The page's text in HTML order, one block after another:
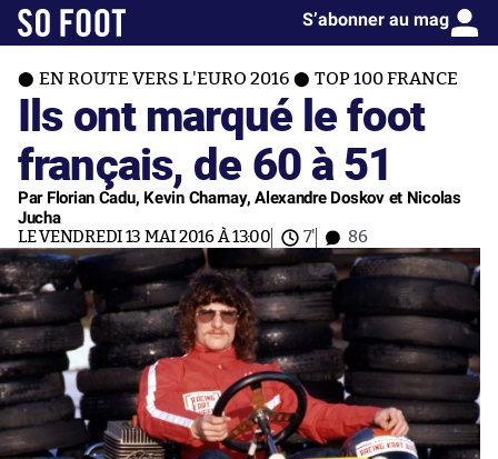
S’abonner au mag
EN ROUTE VERS L'EURO 2016 TOP 100 FRANCE
Ils ont marqué le foot
français, de 60 à 51
Par Florian Cadu, Kevin Charnay, Alexandre Doskov et Nicolas
Jucha
LE VENDREDI 13 MAI 2016 À 13:00 7' 86